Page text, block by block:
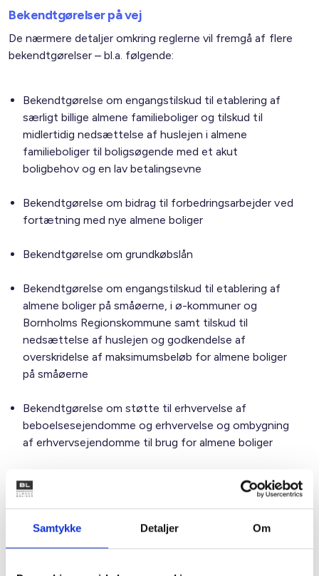
Samtykke Detaljer Om
Bekendtgørelser på vej
De nærmere detaljer omkring reglerne vil fremgå af flere
bekendtgørelser – bl.a. følgende:
Bekendtgørelse om engangstilskud til etablering af
særligt billige almene familieboliger og tilskud til
midlertidig nedsættelse af huslejen i almene
familieboliger til boligsøgende med et akut
boligbehov og en lav betalingsevne
Bekendtgørelse om bidrag til forbedringsarbejder ved
fortætning med nye almene boliger
Bekendtgørelse om grundkøbslån
Bekendtgørelse om engangstilskud til etablering af
almene boliger på småøerne, i ø-kommuner og
Bornholms Regionskommune samt tilskud til
nedsættelse af huslejen og godkendelse af
overskridelse af maksimumsbeløb for almene boliger
på småøerne
Bekendtgørelse om støtte til erhvervelse af
beboelsesejendomme og erhvervelse og ombygning
af erhvervsejendomme til brug for almene boliger
De fire første bekendtgørelser træder i kraft den 1. juli
bekendtgørelserne er offentliggjorte.
støttebekendtgørelsen, som følge af lovforslaget.